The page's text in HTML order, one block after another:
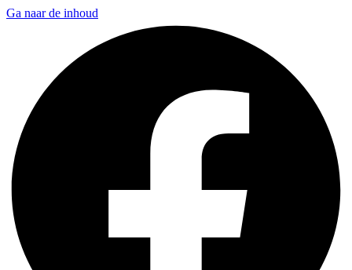
Ga naar de inhoud